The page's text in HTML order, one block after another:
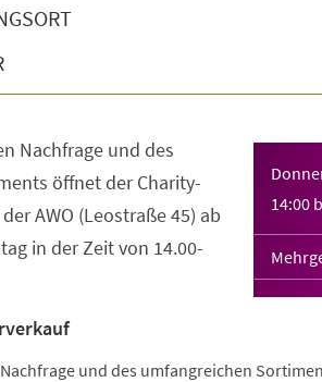
14:00
Nachfrage und des
öffnet der Charity-
AWO (Leostraße 45) ab
in der Zeit von 14.00-
und des umfangreichen